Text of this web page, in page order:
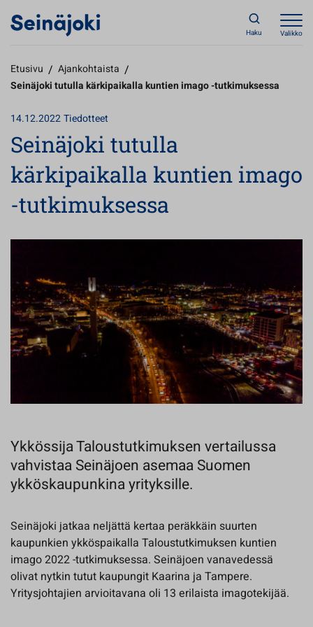
Haku Valikko
Etusivu / Ajankohtaista /
Seinäjoki tutulla kärkipaikalla kuntien imago -tutkimuksessa
14.12.2022Tiedotteet
Seinäjoki tutulla
kärkipaikalla kuntien imago
-tutkimuksessa
Ykkössija Taloustutkimuksen vertailussa
vahvistaa Seinäjoen asemaa Suomen
ykköskaupunkina yrityksille.
Seinäjoki jatkaa neljättä kertaa peräkkäin suurten
kaupunkien ykköspaikalla Taloustutkimuksen kuntien
imago 2022 -tutkimuksessa. Seinäjoen vanavedessä
olivat nytkin tutut kaupungit Kaarina ja Tampere.
Yritysjohtajien arvioitavana oli 13 erilaista imagotekijää.